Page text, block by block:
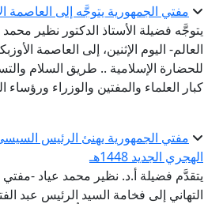
مفتي الجمهورية يتوجَّه إلى العاصمة
يتوجَّه فضيلة الأستاذ الدكتور نظير
العالم- اليوم الإثنين، إلى العاصمة
كبار العلماء والمفتين والوزراء
مفتي الجمهورية يهنئ الرئيس
الهجري الجديد 1448هـ
يتقدَّم فضيلة أ.د. نظير محمد عياد -مفتي
التهاني إلى فخامة السيد الرئيس عبد